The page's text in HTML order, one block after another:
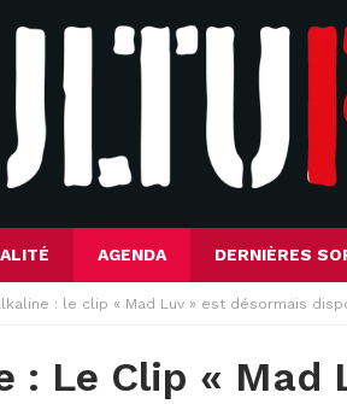
AGENDA DERNIÈRES
: le clip « Mad Luv » est désormais
: Le Clip « Mad